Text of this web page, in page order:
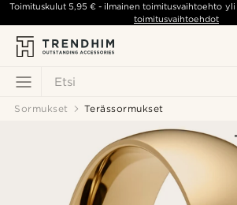
Etsi
Toimituskulut5,95 € - ilmainen toimitusvaihtoehto yli
toimitusvaihtoehdot
Sormukset Terässormukset